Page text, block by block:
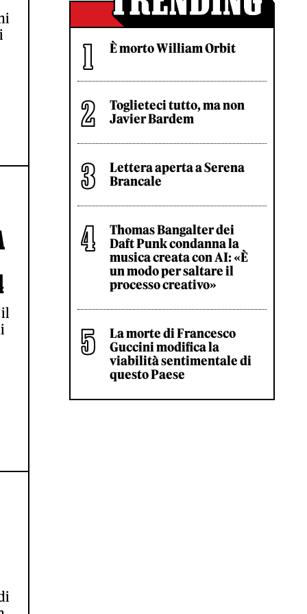
È morto William Orbit
Toglieteci tutto, ma non
Javier Bardem
Lettera aperta a Serena
Brancale
Thomas Bangalter dei
Daft Punk condanna la
musica creata con AI: «È
un modo per saltare il
processo creativo»
La morte di Francesco
Guccini modifica la
viabilità sentimentale di
questo Paese